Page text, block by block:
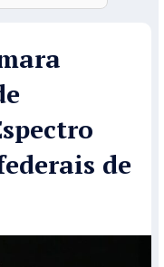
de